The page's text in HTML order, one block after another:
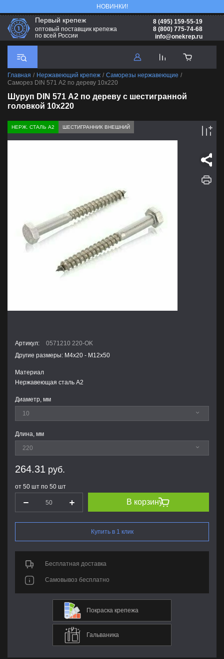
НОВИНКИ!
Первый крепеж
оптовый поставщик крепежа
по всей России
8 (495) 159-55-19
8 (800) 775-74-68
info@onekrep.ru
Главная / Нержавеющий крепеж / Саморезы нержавеющие /
Саморез DIN 571 А2 по дереву 10х220
Шуруп DIN 571 А2 по дереву с шестигранной
головкой 10х220
НЕРЖ. СТАЛЬ А2 ШЕСТИГРАННИК ВНЕШНИЙ
Артикул:
0571210 220-OK
Другие размеры: М4х20 - М12х50
Материал
Нержавеющая сталь А2
Диаметр, мм
Длина, мм
264.31 руб.
от 50 шт по 50 шт
В корзину
Купить в 1 клик
Бесплатная доставка
Самовывоз бесплатно
Покраска крепежа
Гальваника